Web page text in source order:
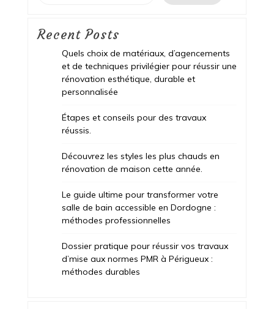
Recent Posts
Quels choix de matériaux, d’agencements
et de techniques privilégier pour réussir une
rénovation esthétique, durable et
personnalisée
Étapes et conseils pour des travaux
réussis.
Découvrez les styles les plus chauds en
rénovation de maison cette année.
Le guide ultime pour transformer votre
salle de bain accessible en Dordogne :
méthodes professionnelles
Dossier pratique pour réussir vos travaux
d’mise aux normes PMR à Périgueux :
méthodes durables